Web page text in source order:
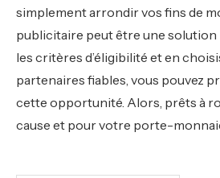
simplement arrondir vos fins de
publicitaire peut être une solution
les critères d’éligibilité et en
partenaires fiables, vous pouvez
cette opportunité. Alors, prêts à
cause et pour votre porte-